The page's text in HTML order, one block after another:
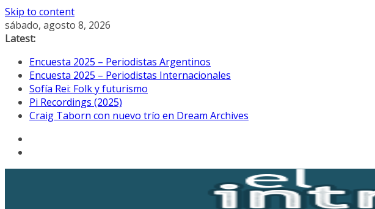
Skip to content
sábado, agosto 8, 2026
Latest:
Encuesta 2025 – Periodistas Argentinos
Encuesta 2025 – Periodistas Internacionales
Sofía Rei: Folk y futurismo
Pi Recordings (2025)
Craig Taborn con nuevo trío en Dream Archives